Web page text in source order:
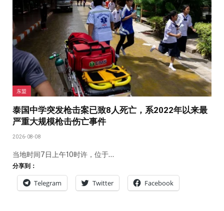
东盟
泰国中学突发枪击案已致8人死亡，系2022年以来最
严重大规模枪击伤亡事件
2026-08-08
当地时间7日上午10时许，位于…
分享到：
Telegram Twitter Facebook